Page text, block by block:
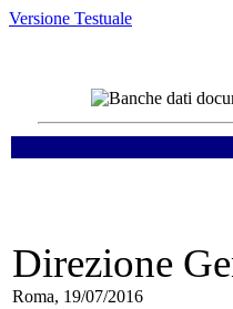
Versione Testuale
Direzione
Roma, 19/07/2016